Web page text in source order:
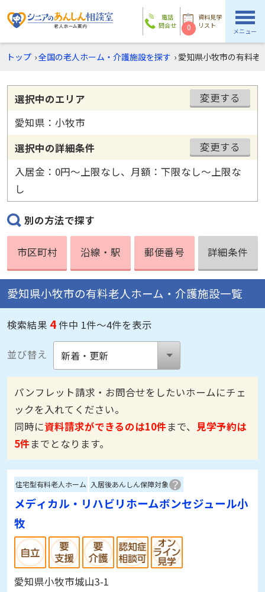
電話
問合せ
資料見学
リスト
0 メニュー
トップ ›全国の老人ホーム・介護施設を探す › 愛知県小牧市の有料老
選択中のエリア
変更する
愛知県：小牧市
選択中の詳細条件
変更する
入居金：0円〜上限なし、月額：下限なし〜上限な
し
別の方法で探す
市区町村 沿線・駅 郵便番号 詳細条件
愛知県小牧市の有料老人ホーム・介護施設一覧
検索結果 4件中 1件～4件を表示
並び替え
パンフレット請求・お問合せをしたいホームにチェ
ックを入れてください。
同時に資料請求ができるのは10件まで、 見学予約は
5件までとなります。
住宅型有料老人ホーム 入居後あんしん保障対象
メディカル・リハビリホームボンセジュール小
牧
愛知県小牧市城山3-1